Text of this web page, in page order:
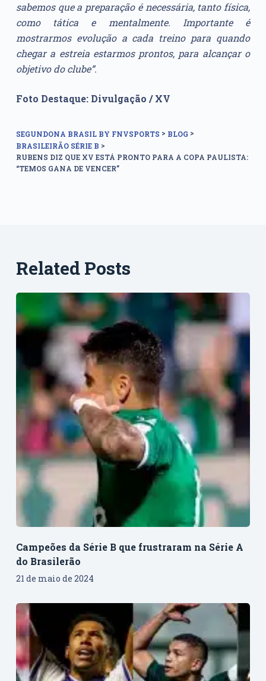
sabemos que a preparação é necessária, tanto física,
como tática e mentalmente. Importante é
mostrarmos evolução a cada treino para quando
chegar a estreia estarmos prontos, para alcançar o
objetivo do clube”.
Foto Destaque: Divulgação / XV
SEGUNDONA BRASIL BY FNVSPORTS > BLOG >
BRASILEIRÃO SÉRIE B >
RUBENS DIZ QUE XV ESTÁ PRONTO PARA A COPA PAULISTA:
“TEMOS GANA DE VENCER”
Related Posts
Campeões da Série B que frustraram na Série A
do Brasilerão
21 de maio de 2024